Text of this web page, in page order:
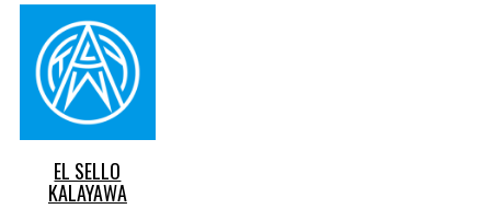
EL SELLO
KALAYAWA